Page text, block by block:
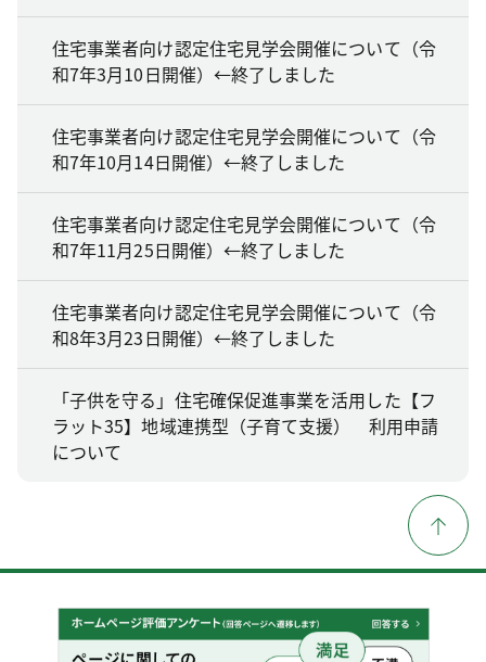
住宅事業者向け認定住宅見学会開催について（令
和7年3月10日開催）←終了しました
住宅事業者向け認定住宅見学会開催について（令
和7年10月14日開催）←終了しました
住宅事業者向け認定住宅見学会開催について（令
和7年11月25日開催）←終了しました
住宅事業者向け認定住宅見学会開催について（令
和8年3月23日開催）←終了しました
「子供を守る」住宅確保促進事業を活用した【フ
ラット35】地域連携型（子育て支援） 利用申請
について